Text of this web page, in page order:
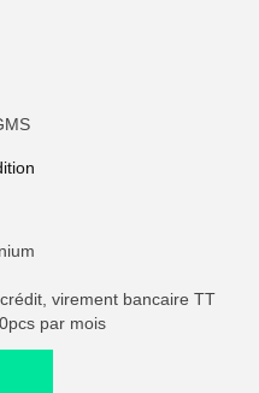
virement bancaire TT
par mois